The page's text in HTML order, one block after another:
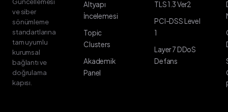
ve siber
sönümleme
standartlarına
tam uyumlu
kurumsal
bağlantı ve
doğrulama
kapısı.
Altyapı
İncelemesi
Topic
Clusters
Akademik
Panel
TLS 1.3 Ver2
PCI-DSS Level
1
Layer 7 DDoS
Defans